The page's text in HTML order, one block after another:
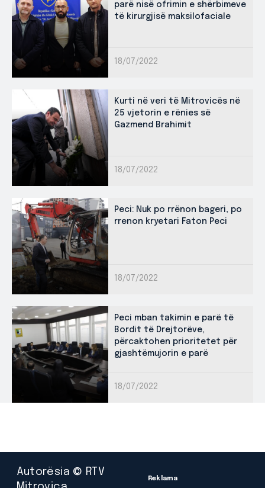
parë nisë ofrimin e shërbimeve
të kirurgjisë maksilofaciale
18/07/2022
Kurti në veri të Mitrovicës në
25 vjetorin e rënies së
Gazmend Brahimit
18/07/2022
Peci: Nuk po rrënon bageri, po
rrenon kryetari Faton Peci
18/07/2022
Peci mban takimin e parë të
Bordit të Drejtorëve,
përcaktohen prioritetet për
gjashtëmujorin e parë
18/07/2022
Autorësia © RTV
Reklama